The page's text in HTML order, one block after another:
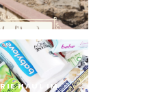
HAUL IM